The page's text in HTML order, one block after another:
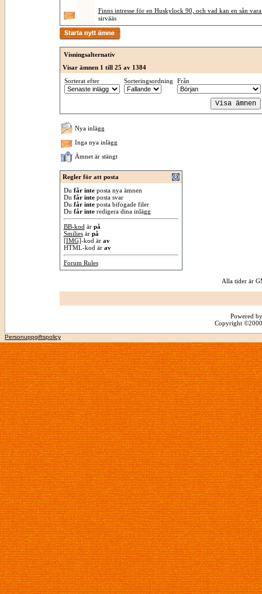
Finns intresse för en Huskylock 90, och vad kan en sån
sirvääs
Visningsalternativ
Visar ämnen 1 till 25 av 1384
Sorterat efter
Sorteringsordning Från
Nya inlägg
Inga nya inlägg
Ämnet är stängt
Regler för att posta
Du får inteposta nya ämnen
Du får inteposta svar
Du får inteposta bifogade filer
Du får interedigera dina inlägg
BB-kod är på
Smiliesär på
[IMG]-kod är av
HTML-kod är av
Forum Rules
Alla tider är
Powered
Copyright
Personuppgiftspolicy